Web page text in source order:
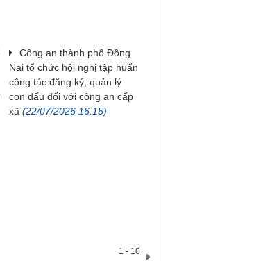
Công an thành phố Đồng
Nai tổ chức hội nghị tập huấn
công tác đăng ký, quản lý
con dấu đối với công an cấp
xã (22/07/2026 16:15)
1 - 10